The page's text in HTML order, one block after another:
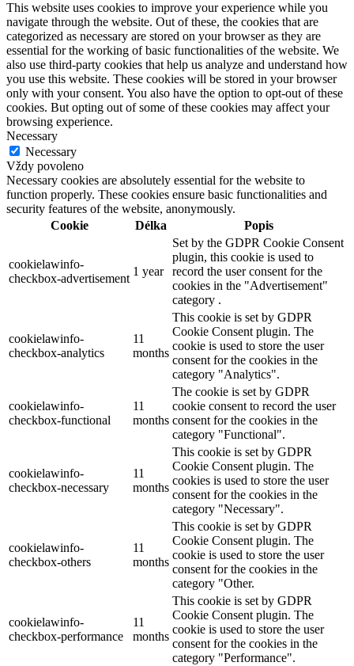
This website uses cookies to improve your experience while you
navigate through the website. Out of these, the cookies that are
categorized as necessary are stored on your browser as they are
essential for the working of basic functionalities of the website. We
also use third-party cookies that help us analyze and understand how
you use this website. These cookies will be stored in your browser
only with your consent. You also have the option to opt-out of these
cookies. But opting out of some of these cookies may affect your
browsing experience.
Necessary
Necessary
Vždy povoleno
Necessary cookies are absolutely essential for the website to
function properly. These cookies ensure basic functionalities and
security features of the website, anonymously.
Cookie
Délka Popis
cookielawinfo-
checkbox-advertisement
1 year
Set by the GDPR Cookie Consent
plugin, this cookie is used to
record the user consent for the
cookies in the "Advertisement"
category .
cookielawinfo-
checkbox-analytics
11
months
This cookie is set by GDPR
Cookie Consent plugin. The
cookie is used to store the user
consent for the cookies in the
category "Analytics".
cookielawinfo-
checkbox-functional
11
months
The cookie is set by GDPR
cookie consent to record the user
consent for the cookies in the
category "Functional".
cookielawinfo-
checkbox-necessary
11
months
This cookie is set by GDPR
Cookie Consent plugin. The
cookies is used to store the user
consent for the cookies in the
category "Necessary".
cookielawinfo-
checkbox-others
11
months
This cookie is set by GDPR
Cookie Consent plugin. The
cookie is used to store the user
consent for the cookies in the
category "Other.
cookielawinfo-
checkbox-performance
11
months
This cookie is set by GDPR
Cookie Consent plugin. The
cookie is used to store the user
consent for the cookies in the
category "Performance".